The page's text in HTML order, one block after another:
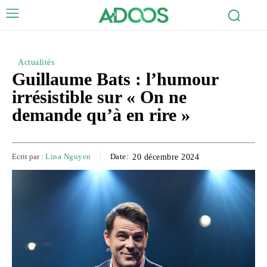
Actualités
Guillaume Bats : l’humour
irrésistible sur « On ne
demande qu’à en rire »
Ecrit par : Lina Nguyen Date: 20 décembre 2024